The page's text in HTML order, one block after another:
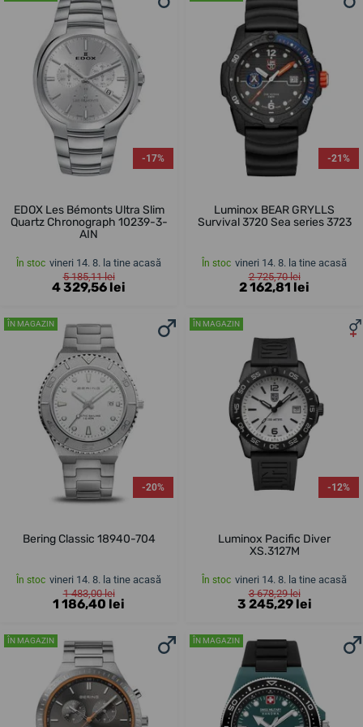
-17%
EDOX Les Bémonts Ultra Slim
Quartz Chronograph 10239-3-
AIN
În stoc vineri 14. 8. la tine acasă
5 185,11 lei
4 329,56 lei
-21%
Luminox BEAR GRYLLS
Survival 3720 Sea series 3723
În stoc vineri 14. 8. la tine acasă
2 725,70 lei
2 162,81 lei
ÎN MAGAZIN
-20%
Bering Classic 18940-704
În stoc vineri 14. 8. la tine acasă
1 483,00 lei
1 186,40 lei
ÎN MAGAZIN
-12%
Luminox Pacific Diver
XS.3127M
În stoc vineri 14. 8. la tine acasă
3 678,29 lei
3 245,29 lei
ÎN MAGAZIN ÎN MAGAZIN